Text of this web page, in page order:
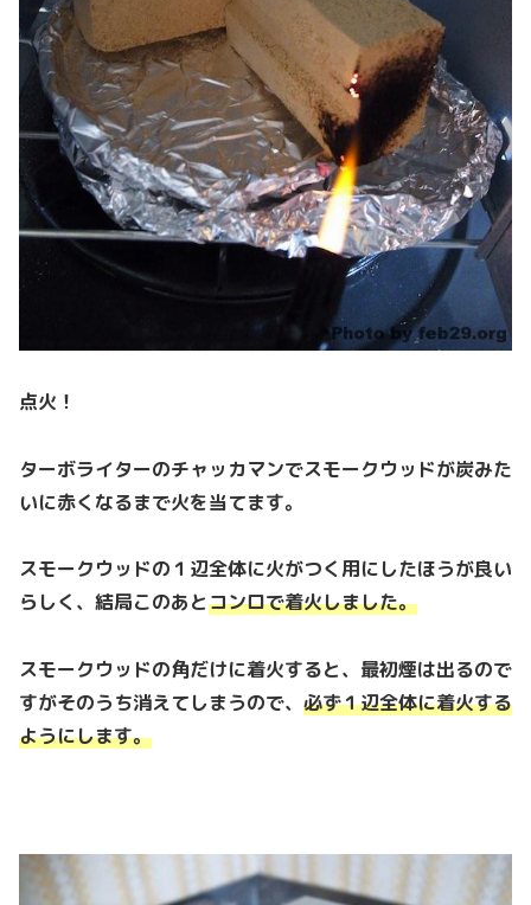
点火！
ターボライターのチャッカマンでスモークウッドが炭みた
いに赤くなるまで火を当てます。
スモークウッドの１辺全体に火がつく用にしたほうが良い
らしく、結局このあとコンロで着火しました。
スモークウッドの角だけに着火すると、最初煙は出るので
すがそのうち消えてしまうので、 必ず１辺全体に着火する
ようにします。